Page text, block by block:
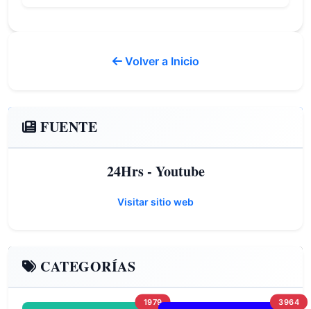
Volver a Inicio
FUENTE
24Hrs - Youtube
Visitar sitio web
CATEGORÍAS
1979 3964